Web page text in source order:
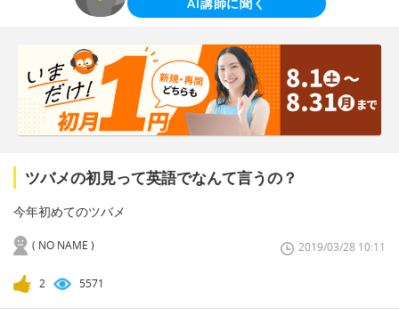
ツバメの初見って英語でなんて言うの？
今年初めてのツバメ
( NO NAME ) 2019/03/28 10:11
2 5571